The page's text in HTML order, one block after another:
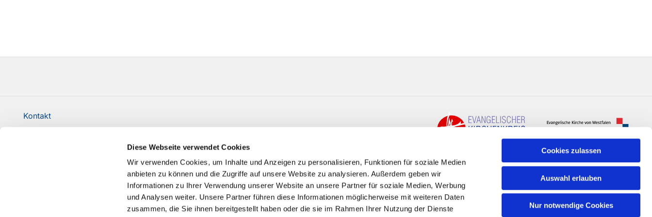
Diese Webseite verwendet Cookies
Wir verwenden Cookies, um Inhalte und Anzeigen zu personalisieren, Funktionen für soziale Medien
anbieten zu können und die Zugriffe auf unsere Website zu analysieren. Außerdem geben wir
Informationen zu Ihrer Verwendung unserer Website an unsere Partner für soziale Medien, Werbung
und Analysen weiter. Unsere Partner führen diese Informationen möglicherweise mit weiteren Daten
zusammen, die Sie ihnen bereitgestellt haben oder die sie im Rahmen Ihrer Nutzung der Dienste
Cookies zulassen
Auswahl erlauben
Nur notwendige Cookies
Kontakt
Erklärung zur Barrierefreiheit